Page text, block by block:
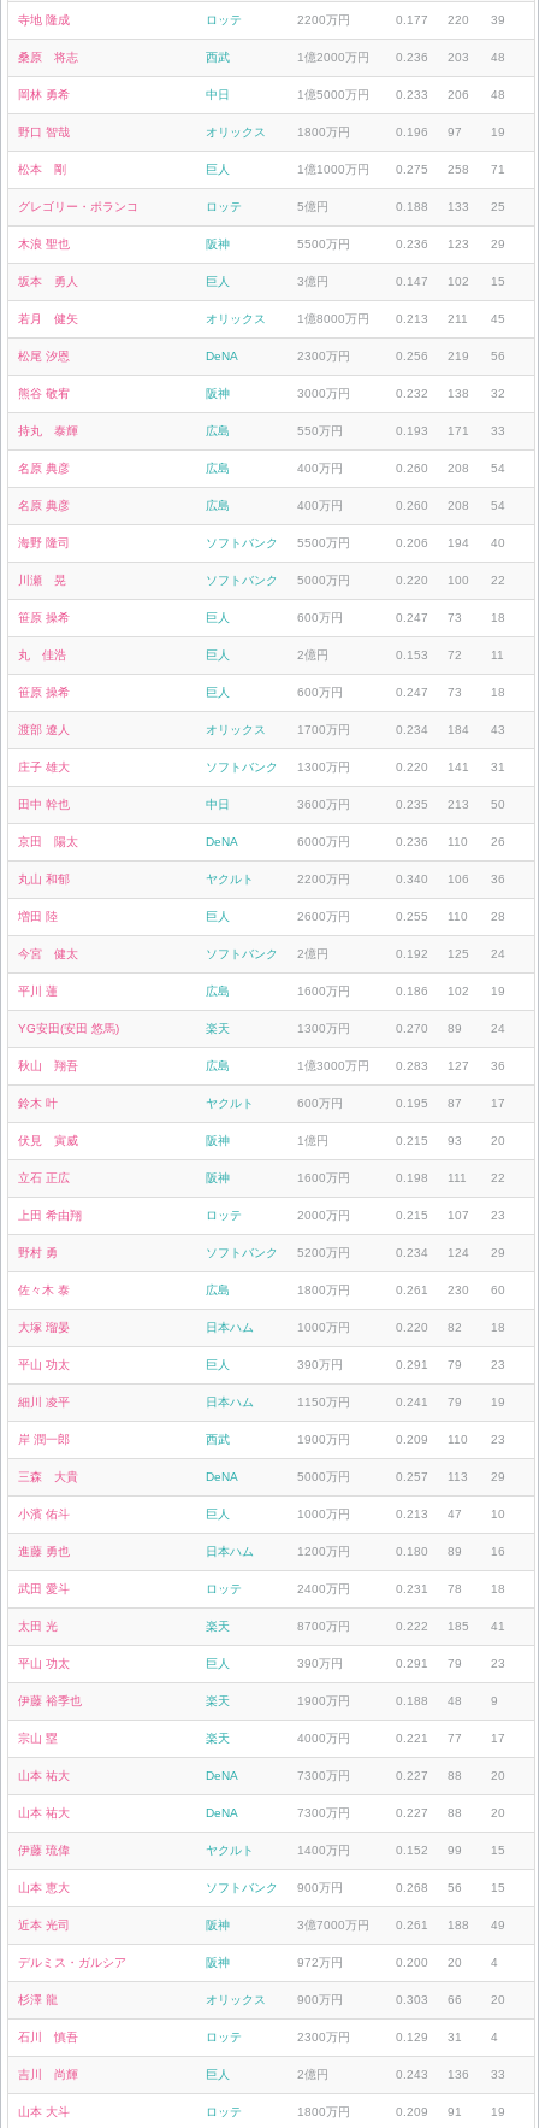
寺地 隆成 ロッテ 2200万円 0.177 220 39
桑原 将志 西武 1億2000万円 0.236 203 48
岡林 勇希 中日 1億5000万円 0.233 206 48
野口 智哉 オリックス 1800万円 0.196 97 19
松本 剛 巨人 1億1000万円 0.275 258 71
グレゴリー・ポランコ ロッテ 5億円 0.188 133 25
木浪 聖也 阪神 5500万円 0.236 123 29
坂本 勇人 巨人 3億円 0.147 102 15
若月 健矢 オリックス 1億8000万円 0.213 211 45
松尾 汐恩 DeNA 2300万円 0.256 219 56
熊谷 敬宥 阪神 3000万円 0.232 138 32
持丸 泰輝 広島 550万円 0.193 171 33
名原 典彦 広島 400万円 0.260 208 54
名原 典彦 広島 400万円 0.260 208 54
海野 隆司 ソフトバンク 5500万円 0.206 194 40
川瀬 晃 ソフトバンク 5000万円 0.220 100 22
笹原 操希 巨人 600万円 0.247 73 18
丸 佳浩 巨人 2億円 0.153 72 11
笹原 操希 巨人 600万円 0.247 73 18
渡部 遼人 オリックス 1700万円 0.234 184 43
庄子 雄大 ソフトバンク 1300万円 0.220 141 31
田中 幹也 中日 3600万円 0.235 213 50
京田 陽太 DeNA 6000万円 0.236 110 26
丸山 和郁 ヤクルト 2200万円 0.340 106 36
増田 陸 巨人 2600万円 0.255 110 28
今宮 健太 ソフトバンク 2億円 0.192 125 24
平川 蓮 広島 1600万円 0.186 102 19
YG安田(安田 悠馬) 楽天 1300万円 0.270 89 24
秋山 翔吾 広島 1億3000万円 0.283 127 36
鈴木 叶 ヤクルト 600万円 0.195 87 17
伏見 寅威 阪神 1億円 0.215 93 20
立石 正広 阪神 1600万円 0.198 111 22
上田 希由翔 ロッテ 2000万円 0.215 107 23
野村 勇 ソフトバンク 5200万円 0.234 124 29
佐々木 泰 広島 1800万円 0.261 230 60
大塚 瑠晏 日本ハム 1000万円 0.220 82 18
平山 功太 巨人 390万円 0.291 79 23
細川 凌平 日本ハム 1150万円 0.241 79 19
岸 潤一郎 西武 1900万円 0.209 110 23
三森 大貴 DeNA 5000万円 0.257 113 29
小濱 佑斗 巨人 1000万円 0.213 47 10
進藤 勇也 日本ハム 1200万円 0.180 89 16
武田 愛斗 ロッテ 2400万円 0.231 78 18
太田 光 楽天 8700万円 0.222 185 41
平山 功太 巨人 390万円 0.291 79 23
伊藤 裕季也 楽天 1900万円 0.188 48 9
宗山 塁 楽天 4000万円 0.221 77 17
山本 祐大 DeNA 7300万円 0.227 88 20
山本 祐大 DeNA 7300万円 0.227 88 20
伊藤 琉偉 ヤクルト 1400万円 0.152 99 15
山本 恵大 ソフトバンク 900万円 0.268 56 15
近本 光司 阪神 3億7000万円 0.261 188 49
デルミス・ガルシア 阪神 972万円 0.200 20 4
杉澤 龍 オリックス 900万円 0.303 66 20
石川 慎吾 ロッテ 2300万円 0.129 31 4
吉川 尚輝 巨人 2億円 0.243 136 33
山本 大斗 ロッテ 1800万円 0.209 91 19